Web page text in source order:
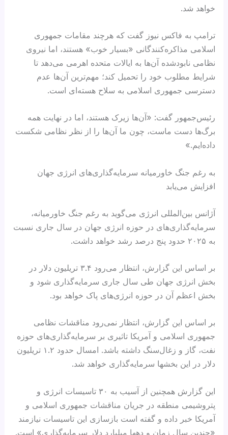
خواهد شد.
ترامپ به فاکس نیوز گفت که هرچند مقامات جمهوری
اسلامی مذاکره‌کنندگانی «بسیار خوب» هستند، اما نیروی
نظامی نابودشده آن‌ها به ایالات متحده اهرمی می‌دهد تا
شرایط مطلوب خود را تحمیل کند؛ مهم‌ترین آن‌ها عدم
دسترسی جمهوری اسلامی به سلاح هسته‌ای است.
رئیس‌جمهور گفت: «آن‌ها زیرک هستند، اما در نهایت همه
برگ‌ها دست ماست، چون ما آن‌ها را از نظر نظامی شکست
داده‌ایم.»
به رغم جنگ خاورمیانه سرمایه‌گذاری‌های انرژی جهان
افزایش می‌یابد
آژانس بین‌المللی انرژی می‌گوید به رغم جنگ خاورمیانه،
سرمایه‌گذاری‌های در حوزه انرژی جهان در سال جاری نسبت
به ۲۰۲۵ حدود پنج درصد رشد خواهد داشت.
بر اساس این گزارش، انتظار می‌رود ۳.۴ تریلیون دلار در
بخش انرژی جهان طی سال جاری سرمایه‌گذاری شود و
بخش اعظم آن در حوزه انرژی‌های پاک خواهد بود.
بر اساس این گزارش، انتظار نمی‌رود مناقشات نظامی
جمهوری اسلامی و آمریکا تاثیری بر سرمایه‌گذاری‌های حوزه
نفت، گاز و زغال‌سنگ داشته باشد. امسال حدود ۱.۲ تریلیون
دلار در این بخشها سرمایه‌گذاری خواهد شد.
این گزارش همچنین از آسیب به ۳۰ تاسیسات انرژی و
پتروشیمی منطقه در جریان مناقشات جمهوری اسلامی و
آمریکا خبر داده و گفته است بازسازی این تاسیسات نیازمند
«چندین سال زمان و دهها میلیارد دلار سرمایه‌گذاری» است.